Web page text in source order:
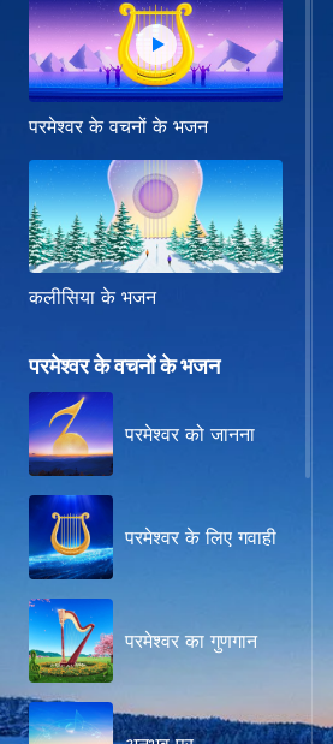
परमेश्वर के वचनों के भजन
कलीसिया के भजन
परमेश्वर के वचनों के भजन
परमेश्वर को जानना
परमेश्वर के लिए गवाही
परमेश्वर का गुणगान